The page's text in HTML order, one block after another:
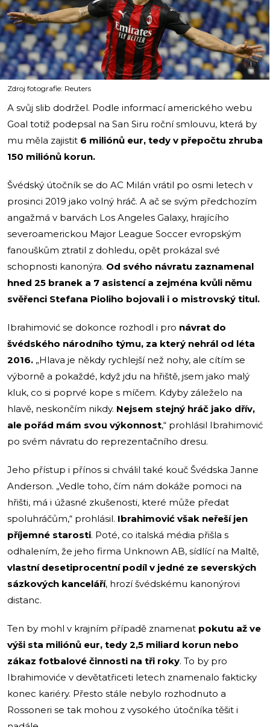
i
Zdroj fotografie: Reuters
A svůj slib dodržel. Podle informací amerického webu
Goal totiž podepsal na San Siru roční smlouvu, která by
mu měla zajistit 6 miliónů eur, tedy v přepočtu zhruba
150 miliónů korun.
Švédský útočník se do AC Milán vrátil po osmi letech v
prosinci 2019 jako volný hráč. A ač se svým předchozím
angažmá v barvách Los Angeles Galaxy, hrajícího
severoamerickou Major League Soccer evropským
fanouškům ztratil z dohledu, opět prokázal své
schopnosti kanonýra. Od svého návratu zaznamenal
hned 25 branek a 7 asistencí a zejména kvůli němu
svěřenci Stefana Pioliho bojovali i o mistrovský titul.
Ibrahimović se dokonce rozhodl i pro návrat do
švédského národního týmu, za který nehrál od léta
2016. „Hlava je někdy rychlejší než nohy, ale cítím se
výborně a pokaždé, když jdu na hřiště, jsem jako malý
kluk, co si poprvé kope s míčem. Kdyby záleželo na
hlavě, neskončím nikdy. Nejsem stejný hráč jako dřív,
ale pořád mám svou výkonnost,“ prohlásil Ibrahimović
po svém návratu do reprezentačního dresu.
Jeho přístup i přínos si chválil také kouč Švédska Janne
Anderson. „Vedle toho, čím nám dokáže pomoci na
hřišti, má i úžasné zkušenosti, které může předat
spoluhráčům,“ prohlásil. Ibrahimović však neřeší jen
příjemné starosti. Poté, co italská média přišla s
odhalením, že jeho firma Unknown AB, sídlící na Maltě,
vlastní desetiprocentní podíl v jedné ze severských
sázkových kanceláří, hrozí švédskému kanonýrovi
distanc.
Ten by mohl v krajním případě znamenat pokutu až ve
výši sta miliónů eur, tedy 2,5 miliard korun nebo
zákaz fotbalové činnosti na tři roky. To by pro
Ibrahimoviće v devětatřiceti letech znamenalo fakticky
konec kariéry. Přesto stále nebylo rozhodnuto a
Rossoneri se tak mohou z vysokého útočníka těšit i